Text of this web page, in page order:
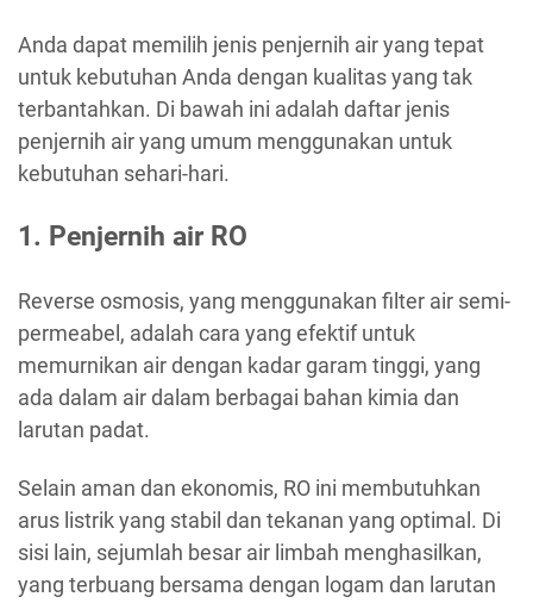
Anda dapat memilih jenis penjernih air yang tepat
untuk kebutuhan Anda dengan kualitas yang tak
terbantahkan. Di bawah ini adalah daftar jenis
penjernih air yang umum menggunakan untuk
kebutuhan sehari-hari.
1. Penjernih air RO
Reverse osmosis, yang menggunakan filter air semi-
permeabel, adalah cara yang efektif untuk
memurnikan air dengan kadar garam tinggi, yang
ada dalam air dalam berbagai bahan kimia dan
larutan padat.
Selain aman dan ekonomis, RO ini membutuhkan
arus listrik yang stabil dan tekanan yang optimal. Di
sisi lain, sejumlah besar air limbah menghasilkan,
yang terbuang bersama dengan logam dan larutan